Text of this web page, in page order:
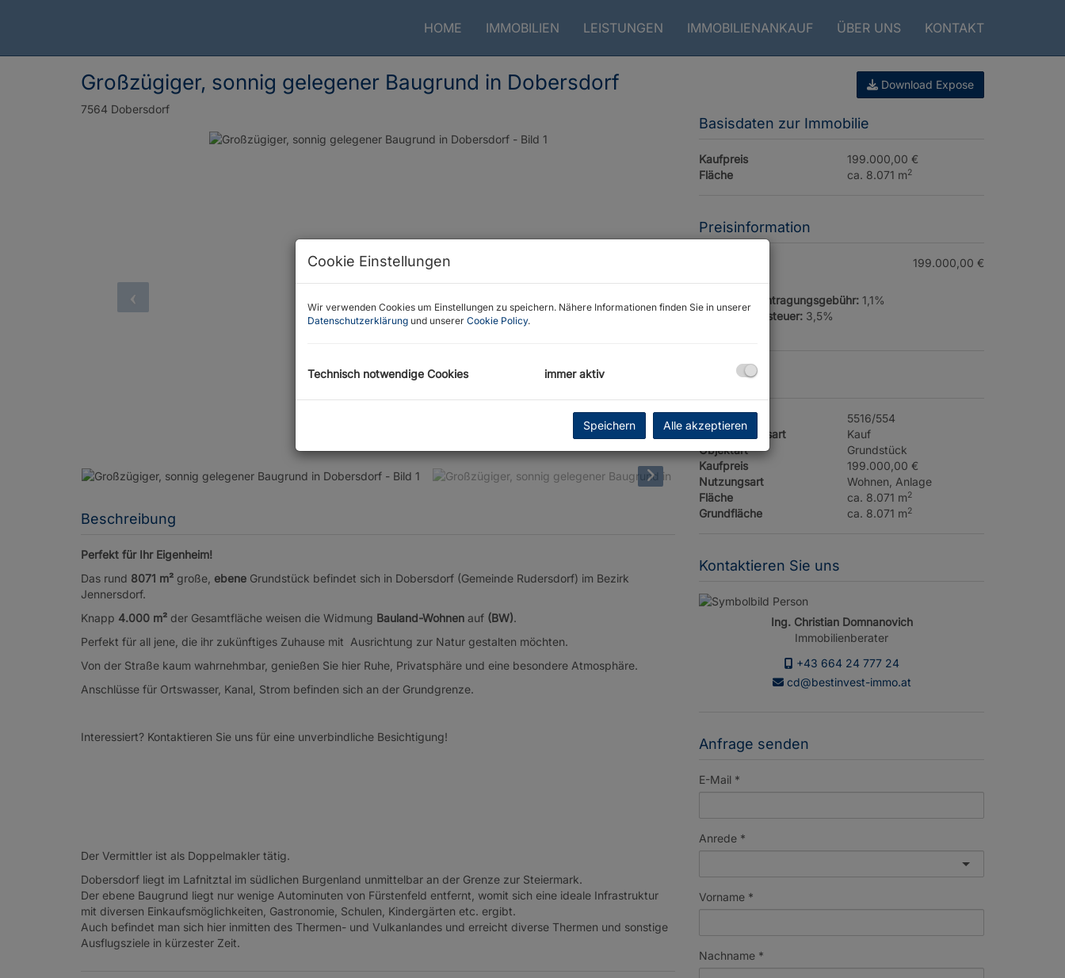
HOME IMMOBILIEN LEISTUNGEN IMMOBILIENANKAUF ÜBER UNS KONTAKT
Großzügiger, sonnig gelegener Baugrund in Dobersdorf
7564 Dobersdorf
Beschreibung
Perfekt für Ihr Eigenheim!
Das rund 8071 m² große, ebene Grundstück befindet sich in Dobersdorf (Gemeinde Rudersdorf) im Bezirk
Jennersdorf.
Knapp 4.000 m² der Gesamtfläche weisen die Widmung Bauland-Wohnen auf (BW).
Perfekt für all jene, die ihr zukünftiges Zuhause mit Ausrichtung zur Natur gestalten möchten.
Von der Straße kaum wahrnehmbar, genießen Sie hier Ruhe, Privatsphäre und eine besondere Atmosphäre.
Anschlüsse für Ortswasser, Kanal, Strom befinden sich an der Grundgrenze.
Interessiert? Kontaktieren Sie uns für eine unverbindliche Besichtigung!
Der Vermittler ist als Doppelmakler tätig.
Dobersdorf liegt im Lafnitztal im südlichen Burgenland unmittelbar an der Grenze zur Steiermark.
Der ebene Baugrund liegt nur wenige Autominuten von Fürstenfeld entfernt, womit sich eine ideale Infrastruktur
mit diversen Einkaufsmöglichkeiten, Gastronomie, Schulen, Kindergärten etc. ergibt.
Auch befindet man sich hier inmitten des Thermen- und Vulkanlandes und erreicht diverse Thermen und sonstige
Ausflugsziele in kürzester Zeit.
Download Expose
Basisdaten zur Immobilie
Kaufpreis
199.000,00 €
Fläche
ca. 8.071 m2
Preisinformation
199.000,00 €
Grundbucheintragungsgebühr: 1,1%
Grunderwerbsteuer: 3,5%
Eckdaten
Objektnr.
5516/554
Vermarktungsart
Kauf
Objektart
Grundstück
Kaufpreis
199.000,00 €
Nutzungsart
Wohnen Anlage
Fläche
ca. 8.071 m2
Grundfläche ca. 8.071 m2
Kontaktieren Sie uns
Ing. Christian Domnanovich
Immobilienberater
+43 664 24 777 24
cd@bestinvest-immo.at
Anfrage senden
E-Mail
Anrede
Vorname
Nachname
Cookie Einstellungen
Wir verwenden Cookies um Einstellungen zu speichern. Nähere Informationen finden Sie in unserer
Datenschutzerklärung und unserer Cookie Policy.
Technisch notwendige Cookies immer aktiv
Speichern Alle akzeptieren